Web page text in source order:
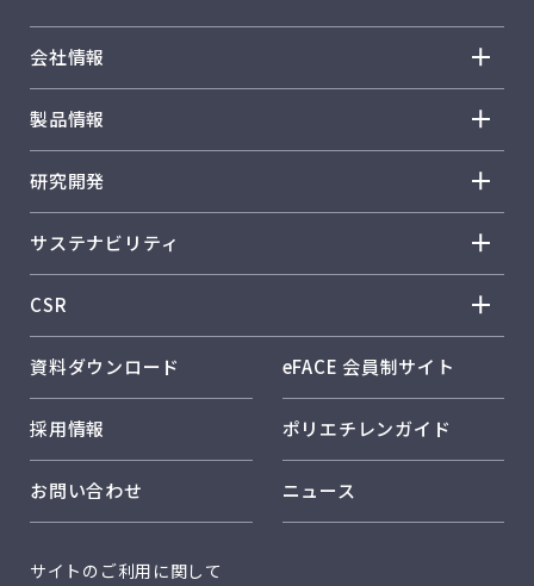
会社情報
会社情報 トップ
トップメッセージ
企業理念
事業概要
会社概要
製品情報
製品情報 トップ
ノバテック™ HD
ノバテック™ LL
ノバテック™ LD
カーネル™
キレポリ™
研究開発
研究開発 トップ
R&D方針・戦略
研究体制・研究所紹介
コア技術
環境に配慮した製品開発
品質保証
サステナビリティ
サステナビリティ トップ
トップメッセージ
日本ポリエチレンのサステナビリティ
日本ポリエチレンのソリューション
RC活動
CSR
CSR トップ
従業員とともに
お客様とともに
資料ダウンロード eFACE 会員制サイト
採用情報 ポリエチレンガイド
お問い合わせ ニュース
サイトのご利用に関して